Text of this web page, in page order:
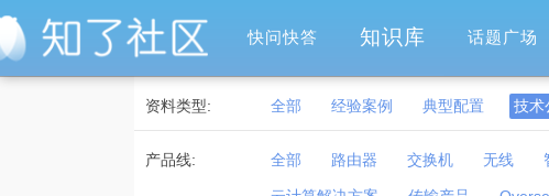
快问快答 知识库 话题广场
资料类型: 全部 经验案例 典型配置 技术
产品线: 全部 路由器 交换机 无线